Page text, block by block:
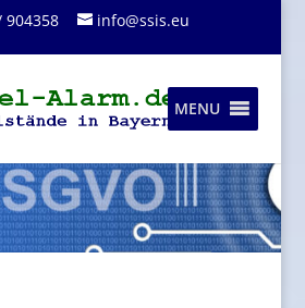
904358 info@ssis.eu
MENU